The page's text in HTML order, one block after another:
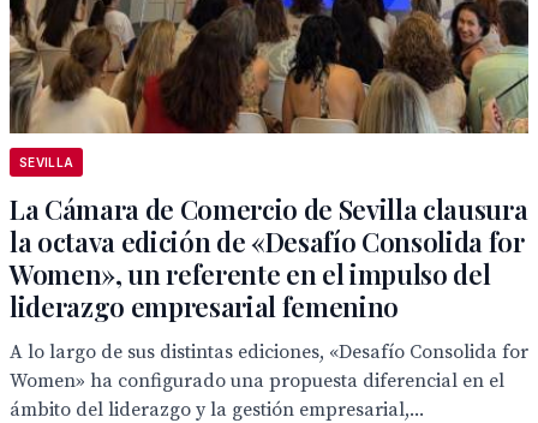
SEVILLA
La Cámara de Comercio de Sevilla clausura
la octava edición de «Desafío Consolida for
Women», un referente en el impulso del
liderazgo empresarial femenino
A lo largo de sus distintas ediciones, «Desafío Consolida for
Women» ha configurado una propuesta diferencial en el
ámbito del liderazgo y la gestión empresarial,...